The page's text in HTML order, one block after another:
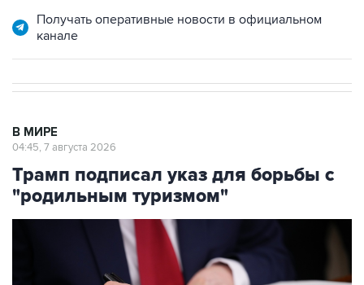
Получать оперативные новости в официальном
канале
В МИРЕ
04:45, 7 августа 2026
Трамп подписал указ для борьбы с
"родильным туризмом"